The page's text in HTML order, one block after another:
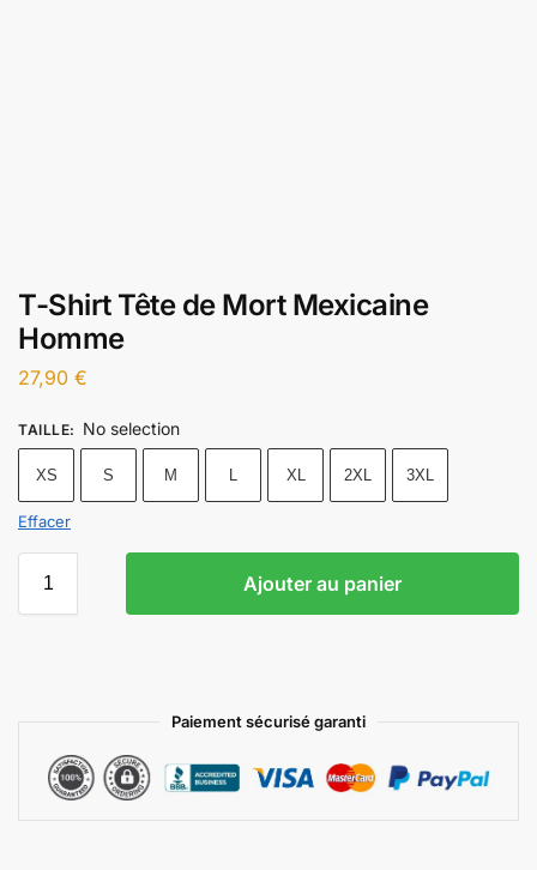
T-Shirt Tête de Mort Mexicaine
Homme
27,90 €
TAILLE: No selection
XS S M L XL 2XL 3XL
Effacer
Ajouter au panier
Paiement sécurisé garanti